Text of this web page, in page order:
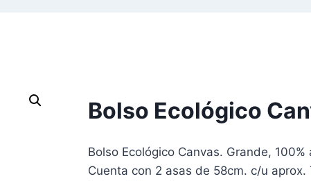
Bolso Ecológico
Bolso Ecológico Canvas. Grande,
Cuenta con 2 asas de 58cm. c/u